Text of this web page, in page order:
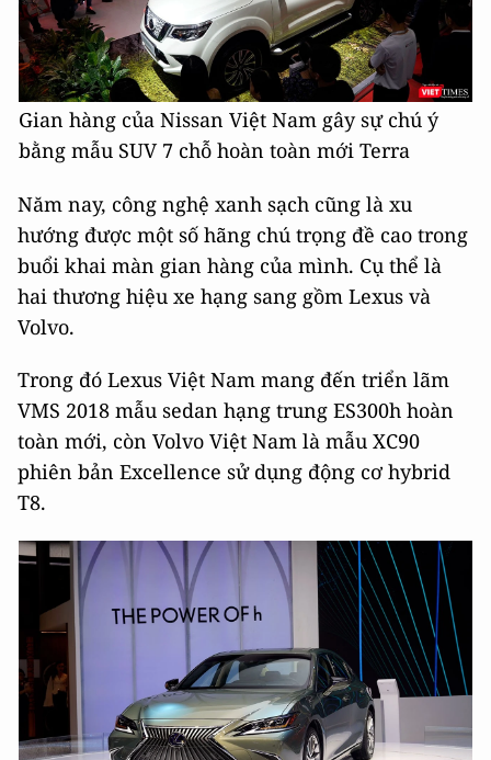
Gian hàng của Nissan Việt Nam gây sự chú ý
bằng mẫu SUV 7 chỗ hoàn toàn mới Terra
Năm nay, công nghệ xanh sạch cũng là xu
hướng được một số hãng chú trọng đề cao trong
buổi khai màn gian hàng của mình. Cụ thể là
hai thương hiệu xe hạng sang gồm Lexus và
Volvo.
Trong đó Lexus Việt Nam mang đến triển lãm
VMS 2018 mẫu sedan hạng trung ES300h hoàn
toàn mới, còn Volvo Việt Nam là mẫu XC90
phiên bản Excellence sử dụng động cơ hybrid
T8.